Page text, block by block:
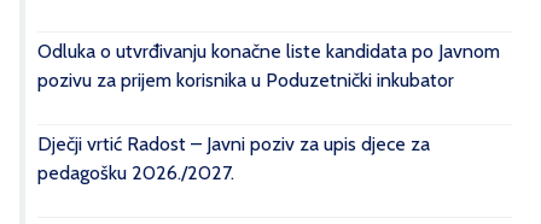
Odluka o utvrđivanju konačne liste kandidata po Javnom
pozivu za prijem korisnika u Poduzetnički inkubator
Dječji vrtić Radost – Javni poziv za upis djece za
pedagošku 2026./2027.